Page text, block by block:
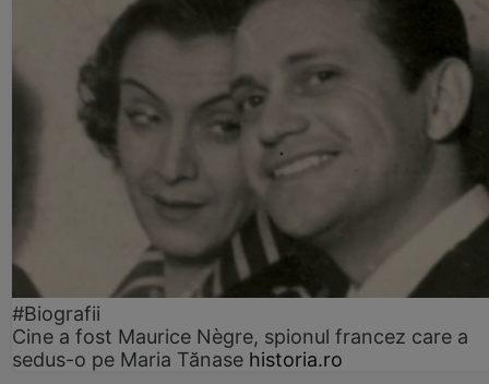
#Biografii
Cine a fost Maurice Nègre, spionul francez care a
sedus-o pe Maria Tănase historia.ro